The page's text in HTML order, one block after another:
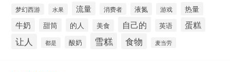
梦幻西游 水果 流量 消费者 液氮 游戏 热量
牛奶 甜筒 的人 美食 自己的 英语 蛋糕
让人 都是 酸奶 雪糕 食物 麦当劳